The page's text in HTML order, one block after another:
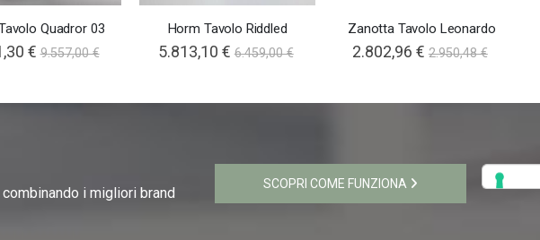
Quadror 03
€ 9.557,00 €
Horm Tavolo Riddled
5.813,10 € 6.459,00 €
Zanotta Tavolo Leonardo
2.802,96 € 2.950,48 €
i migliori brand
SCOPRI COME FUNZIONA